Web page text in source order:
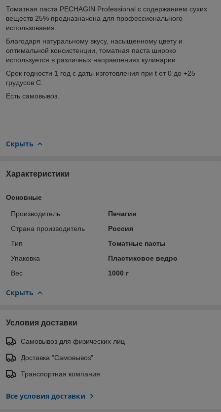
Томатная паста PECHAGIN Professional с содержанием сухих
веществ 25% предназначена для профессионального
использования.
Благодаря натуральному вкусу, насыщенному цвету и
оптимальной консистенции, томатная паста широко
используется в различных направлениях кулинарии.
Срок годности 1 год с даты изготовления при t от 0 до +25
грудусов С.
Есть самовывоз.
Скрыть
Характеристики
Основные
Производитель
Печагин
Страна производитель
Россия
Тип
Томатные пасты
Упаковка
Пластиковое ведро
Вес
1000 г
Скрыть
Условия доставки
Самовывоз для физических лиц
Доставка "Самовывоз"
Транспортная компания
Все условия доставки